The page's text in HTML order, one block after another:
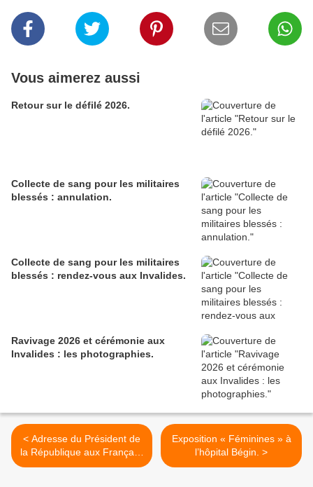
Vous aimerez aussi
Retour sur le défilé 2026.
Collecte de sang pour les militaires
blessés : annulation.
Collecte de sang pour les militaires
blessés : rendez-vous aux Invalides.
Ravivage 2026 et cérémonie aux
Invalides : les photographies.
< Adresse du Président de
la République aux Français,
au sujet de la guerre en
Exposition « Féminines » à
l’hôpital Bégin. >